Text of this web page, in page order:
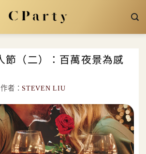
節（二）：百萬夜景為感
作者： STEVEN LIU